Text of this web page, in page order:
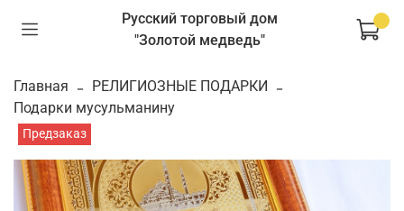
Русский торговый дом
"Золотой медведь"
Главная
РЕЛИГИОЗНЫЕ ПОДАРКИ
Подарки мусульманину
Предзаказ